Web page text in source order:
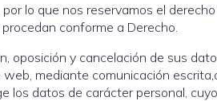
lo que nos reservamos el
conforme a Derecho.
oposición y cancelación de sus
mediante comunicación
datos de carácter personal,